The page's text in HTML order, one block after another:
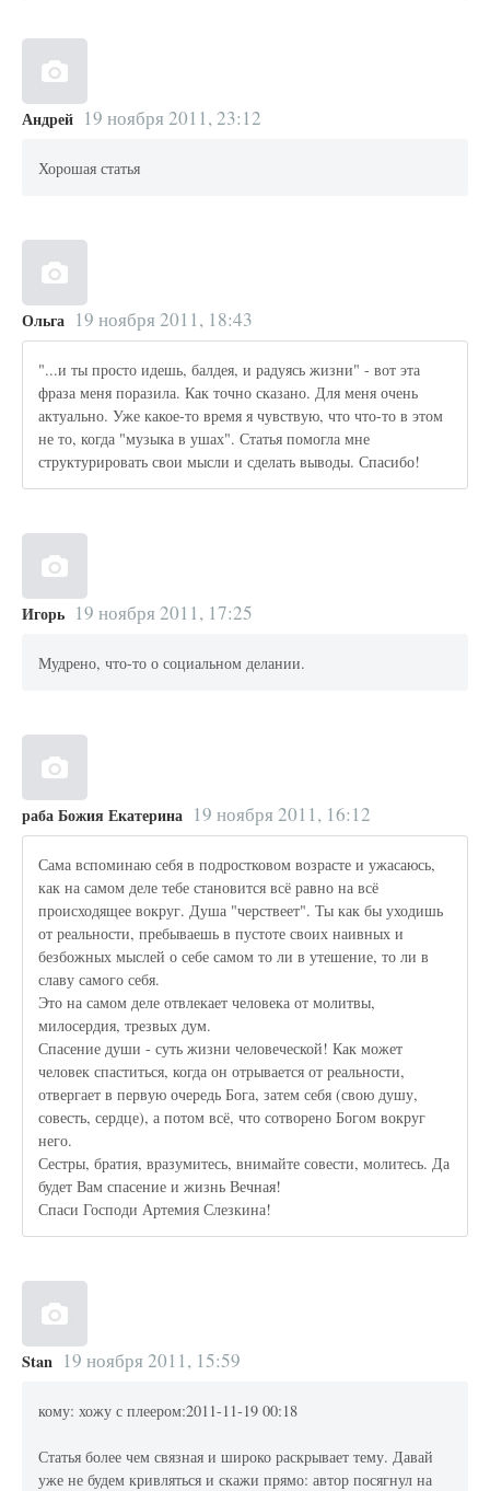
Андрей 19 ноября 2011, 23:12
Хорошая статья
Ольга 19 ноября 2011, 18:43
"...и ты просто идешь, балдея, и радуясь жизни" - вот эта
фраза меня поразила. Как точно сказано. Для меня очень
актуально. Уже какое-то время я чувствую, что что-то в этом
не то, когда "музыка в ушах". Статья помогла мне
структурировать свои мысли и сделать выводы. Спасибо!
Игорь 19 ноября 2011, 17:25
Мудрено, что-то о социальном делании.
раба Божия Екатерина 19 ноября 2011, 16:12
Сама вспоминаю себя в подростковом возрасте и ужасаюсь,
как на самом деле тебе становится всё равно на всё
происходящее вокруг. Душа "черствеет". Ты как бы уходишь
от реальности, пребываешь в пустоте своих наивных и
безбожных мыслей о себе самом то ли в утешение, то ли в
славу самого себя.
Это на самом деле отвлекает человека от молитвы,
милосердия, трезвых дум.
Спасение души - суть жизни человеческой! Как может
человек спаститься, когда он отрывается от реальности,
отвергает в первую очередь Бога, затем себя (свою душу,
совесть, сердце), а потом всё, что сотворено Богом вокруг
него.
Сестры, братия, вразумитесь, внимайте совести, молитесь. Да
будет Вам спасение и жизнь Вечная!
Спаси Господи Артемия Слезкина!
Stan 19 ноября 2011, 15:59
кому: хожу с плеером:2011-11-19 00:18
Статья более чем связная и широко раскрывает тему. Давай
уже не будем кривляться и скажи прямо: автор посягнул на